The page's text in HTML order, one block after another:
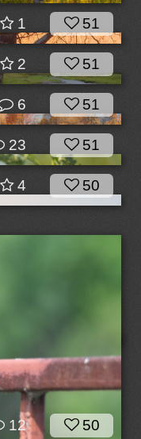
1 51
2 51
6 51
23 51
4 50
12 50